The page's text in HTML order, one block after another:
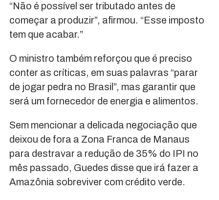
“Não é possível ser tributado antes de
começar a produzir”, afirmou. “Esse imposto
tem que acabar.”
O ministro também reforçou que é preciso
conter as críticas, em suas palavras “parar
de jogar pedra no Brasil”, mas garantir que
será um fornecedor de energia e alimentos.
Sem mencionar a delicada negociação que
deixou de fora a Zona Franca de Manaus
para destravar a redução de 35% do IPI no
mês passado, Guedes disse que irá fazer a
Amazônia sobreviver com crédito verde.